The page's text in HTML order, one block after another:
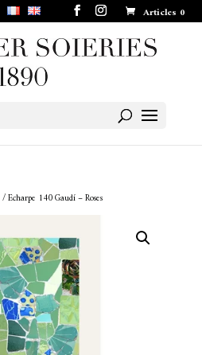
Articles 0
/ Echarpe 140 Gaudí – Roses